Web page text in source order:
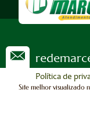
Política de